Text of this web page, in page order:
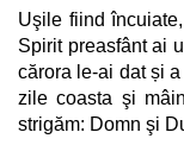
Uşile fiind
Spirit preasfânt ai
cărora le-ai dat și
zile coasta şi
strigăm: Domn şi